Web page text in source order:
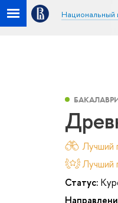
Национальный
Лучший
Лучший
Статус: